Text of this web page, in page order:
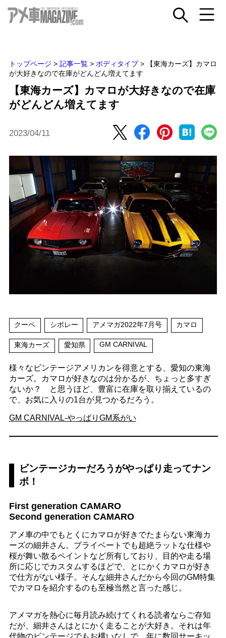
トップページ > 記事一覧 > ボディタイプ >
【東海カーズ】カマロ
が大好きなので在庫がどんどん増えてます
【東海カーズ】カマロが大好きなので在庫
がどんどん増えてます
2023/04/11
クーペ シボレー アメマガ2022年7月号 カマロ
東海カーズ 愛知県 GM CARNIVAL
様々なビンテージアメリカンを得意とする、愛知の東海
カーズ。カマロが好きなのは分かるが、ちょっと多すぎ
ないか？ と思うほど、豊富に在庫を取り揃えているの
で、お気に入りの1台が見つかるだろう。
GM CARNIVAL-やっぱりGM系がい
ビンテージカーだろうがやっぱり走ってナン
ボ！
First generation CAMARO
Second generation CAMARO
アメ車の中でもとくにカマロが好きでたまらない東海カ
ーズの細井さん。プライベートでも超絶ラットな仕様や
桜が舞い散るペイントなど所有しており、目的や走る場
所に応じでカスタムするほどで、とにかくカマロが好き
で仕方がない様子。そんな細井さんだから今回のGM特集
でカマロを紹介するのも至極当然と言った感じ。
アメマガを熱心に毎月読み続けてくれる読者ならご存知
だが、細井さんはとにかく走ることが大好き。それは年